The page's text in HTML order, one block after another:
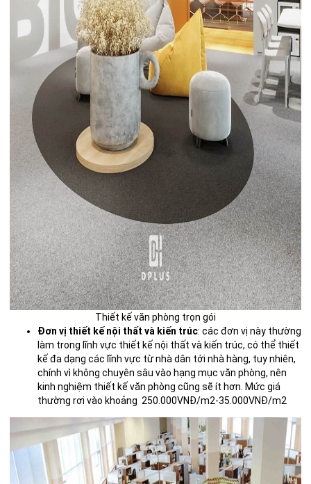
Thiết kế văn phòng trọn gói
Đơn vị thiết kế nội thất và kiến trúc: các đơn vị này thường
làm trong lĩnh vực thiết kế nội thất và kiến trúc, có thể thiết
kế đa dạng các lĩnh vực từ nhà dân tới nhà hàng, tuy nhiên,
chính vì không chuyên sâu vào hạng mục văn phòng, nên
kinh nghiệm thiết kế văn phòng cũng sẽ ít hơn. Mức giá
thường rơi vào khoảng 250.000VNĐ/m2-35.000VNĐ/m2